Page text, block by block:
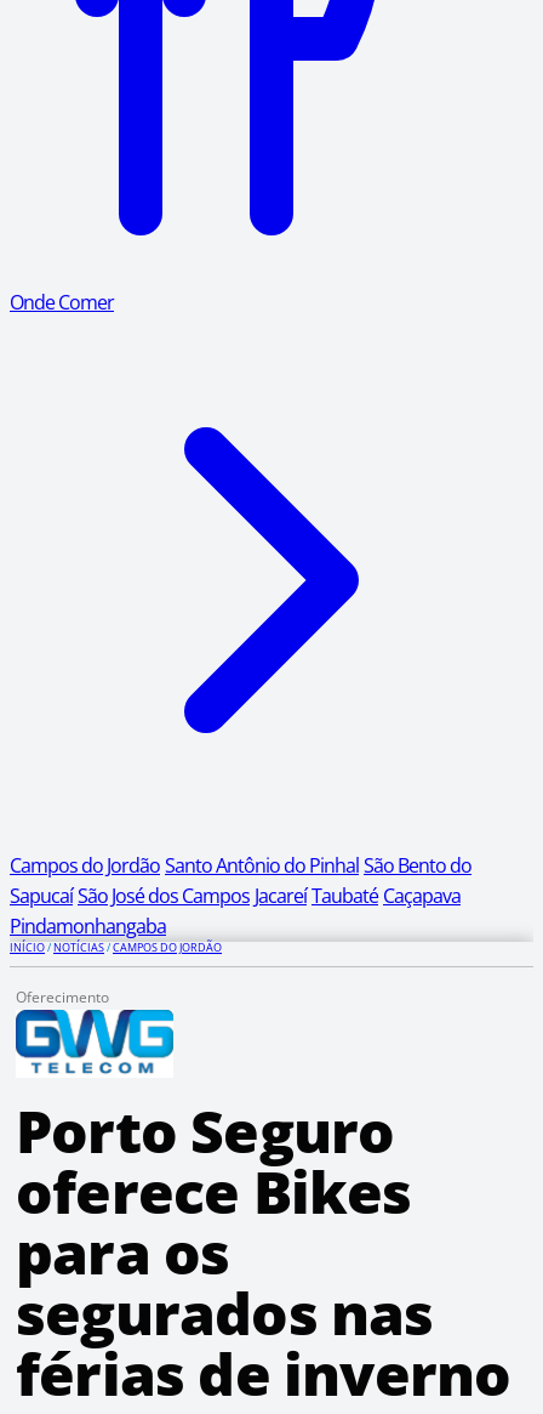
Onde Comer
Campos do JordãoSanto Antônio do PinhalSão Bento do
SapucaíSão José dos Campos JacareíTaubaté Caçapava
Pindamonhangaba
INÍCIO/NOTÍCIAS/CAMPOS DO JORDÃO
Oferecimento
Porto Seguro
oferece Bikes
para os
segurados nas
férias de inverno